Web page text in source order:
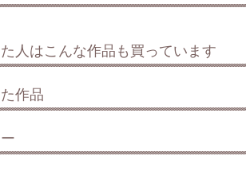
人はこんな作品も買っています
作品